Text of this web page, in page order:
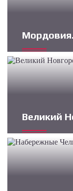
Великий